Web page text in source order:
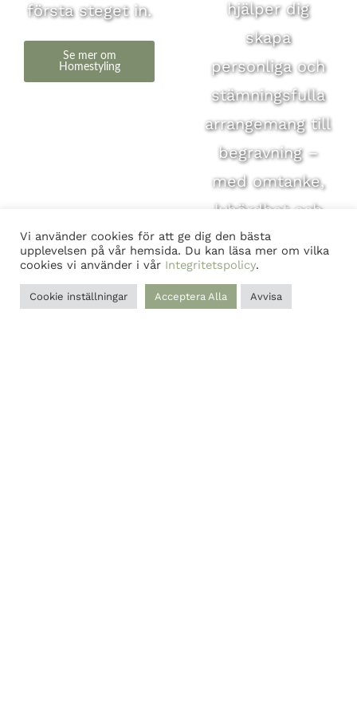
första steget in.
Se mer om
Homestyling
hjälper dig
skapa
personliga och
stämningsfulla
arrangemang till
begravning –
med omtanke,
lyhördhet och
respekt för det
avsked du vill ta.
Vi använder cookies för att ge dig den bästa
upplevelsen på vår hemsida. Du kan läsa mer om vilka
cookies vi använder i vår Integritetspolicy.
Cookie inställningar Acceptera Alla Avvisa